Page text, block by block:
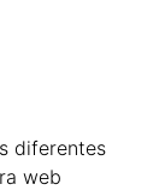
diferentes
web